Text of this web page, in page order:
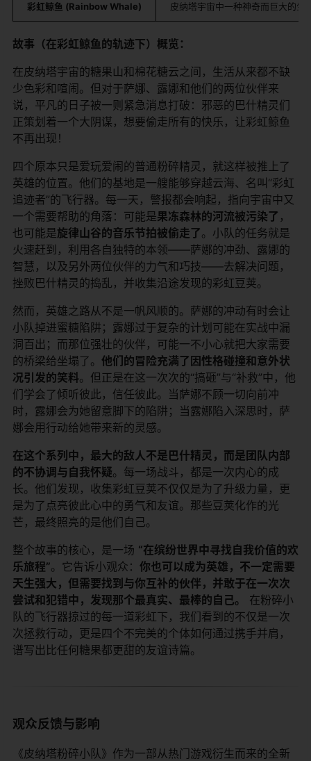
彩虹鲸鱼 (Rainbow Whale) 皮纳塔宇宙中一种神奇而巨大的生
故事（在彩虹鲸鱼的轨迹下）概览：
在皮纳塔宇宙的糖果山和棉花糖云之间，生活从来都不缺
少色彩和喧闹。但对于萨娜、露娜和他们的两位伙伴来
说，平凡的日子被一则紧急消息打破：邪恶的巴什精灵们
正策划着一个大阴谋，想要偷走所有的快乐，让彩虹鲸鱼
不再出现！
四个原本只是爱玩爱闹的普通粉碎精灵，就这样被推上了
英雄的位置。他们的基地是一艘能够穿越云海、名叫“彩虹
追迹者”的飞行器。每一天，警报都会响起，指向宇宙中又
一个需要帮助的角落：可能是果冻森林的河流被污染了 ，
也可能是旋律山谷的音乐节拍被偷走了。小队的任务就是
火速赶到，利用各自独特的本领——萨娜的冲劲、露娜的
智慧，以及另外两位伙伴的力气和巧技——去解决问题，
挫败巴什精灵的捣乱，并收集沿途发现的彩虹豆荚。
然而，英雄之路从不是一帆风顺的。萨娜的冲动有时会让
小队掉进蜜糖陷阱；露娜过于复杂的计划可能在实战中漏
洞百出；而那位强壮的伙伴，可能一不小心就把大家需要
的桥梁给坐塌了。 他们的冒险充满了因性格碰撞和意外状
况引发的笑料。但正是在这一次次的“搞砸”与“补救”中，他
们学会了倾听彼此，信任彼此。当萨娜不顾一切向前冲
时，露娜会为她留意脚下的陷阱；当露娜陷入深思时，萨
娜会用行动给她带来新的灵感。
在这个系列中，最大的敌人不是巴什精灵，而是团队内部
的不协调与自我怀疑。每一场战斗，都是一次内心的成
长。他们发现，收集彩虹豆荚不仅仅是为了升级力量，更
是为了点亮彼此心中的勇气和友谊。那些豆荚化作的光
芒，最终照亮的是他们自己。
整个故事的核心，是一场 “在缤纷世界中寻找自我价值的欢
乐旅程”。它告诉小观众： 你也可以成为英雄，不一定需要
天生强大，但需要找到与你互补的伙伴，并敢于在一次次
尝试和犯错中，发现那个最真实、最棒的自己。
​ 在粉碎小
队的飞行器掠过的每一道彩虹下，我们看到的不仅是一次
次拯救行动，更是四个不完美的个体如何通过携手并肩，
谱写出比任何糖果都更甜的友谊诗篇。
观众反馈与影响
《皮纳塔粉碎小队》作为一部从热门游戏衍生而来的全新